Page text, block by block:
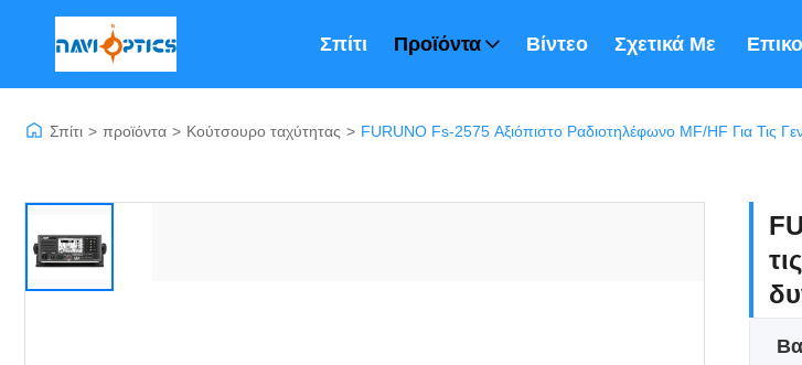
Σπίτι Προϊόντα Βίντεο Σχετικά Με Εμάς
Σπίτι > προϊόντα > Κούτσουρο ταχύτητας > FURUNO Fs-2575 Αξιόπιστο Ραδιοτηλέφωνο MF/HF Για Τις